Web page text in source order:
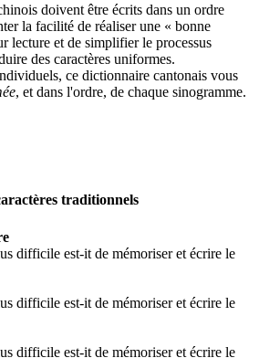
doivent être écrits dans un ordre
la facilité de réaliser une « bonne
lecture et de simplifier le processus
des caractères uniformes.
ce dictionnaire cantonais vous
, et dans l'ordre, de chaque sinogramme.
traditionnels